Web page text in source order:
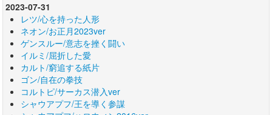
2023-07-31
レツ/心を持った人形
ネオン/お正月2023ver
ゲンスルー/意志を挫く闘い
イルミ/屈折した愛
カルト/窮追する紙片
ゴン/自在の拳技
コルトピ/サーカス潜入ver
シャウアプフ/王を導く参謀